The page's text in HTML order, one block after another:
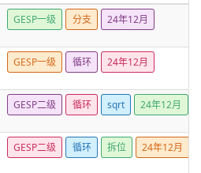
GESP一级 分支 24年12月
GESP一级 循环 24年12月
GESP二级 循环 sqrt 24年12月
GESP二级 循环 拆位 24年12月